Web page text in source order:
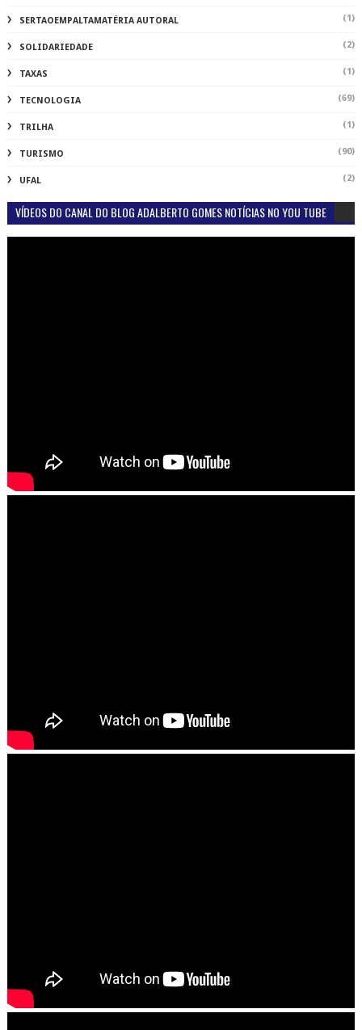
SERTAOEMPALTAMATÉRIA AUTORAL (1)
SOLIDARIEDADE (2)
TAXAS (1)
TECNOLOGIA (69)
TRILHA (1)
TURISMO (90)
UFAL (2)
VÍDEOS DO CANAL DO BLOG ADALBERTO GOMES NOTÍCIAS NO YOU TUBE